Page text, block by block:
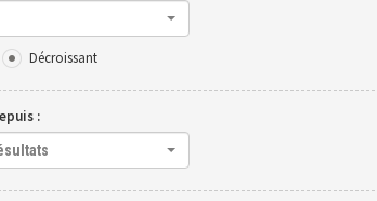
Décroissant
: